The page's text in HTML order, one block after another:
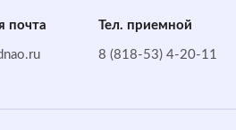
почта Тел. приемной
8 (818-53) 4-20-11